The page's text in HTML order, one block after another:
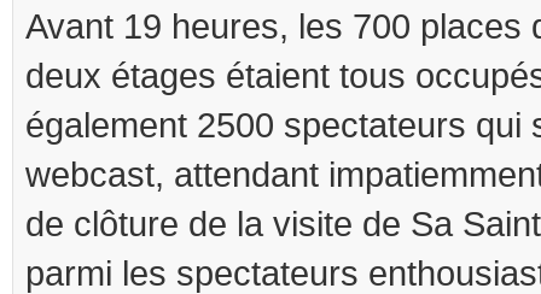
Avant 19 heures, les 700 places
deux étages étaient tous
également 2500 spectateurs qui
webcast, attendant
de clôture de la visite de Sa
parmi les spectateurs